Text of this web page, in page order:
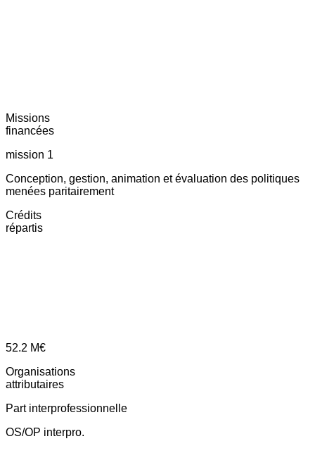
Missions
financées
mission 1
Conception, gestion, animation et évaluation des politiques
menées paritairement
Crédits
répartis
52.2 M€
Organisations
attributaires
Part interprofessionnelle
OS/OP interpro.